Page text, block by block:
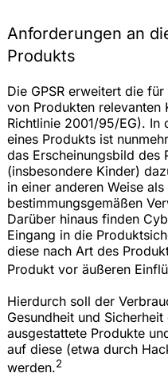
Anforderungen an
Produkts
Die GPSR erweitert die
von Produkten
Richtlinie 2001/95/EG). In
eines Produkts ist
das Erscheinungsbild des
(insbesondere Kinder)
in einer anderen Weise
bestimmungsgemäßen
Darüber hinaus finden
Eingang in die
diese nach Art des
Produkt vor äußeren
Hierdurch soll der
Gesundheit und
ausgestattete Produkte
auf diese (etwa durch
werden.2